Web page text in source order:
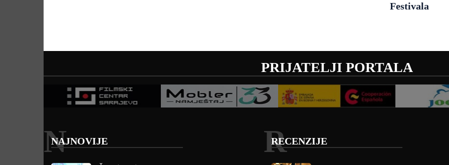
Festivala
PRIJATELJI PORTALA
NAJNOVIJE
N RECENZIJE
R